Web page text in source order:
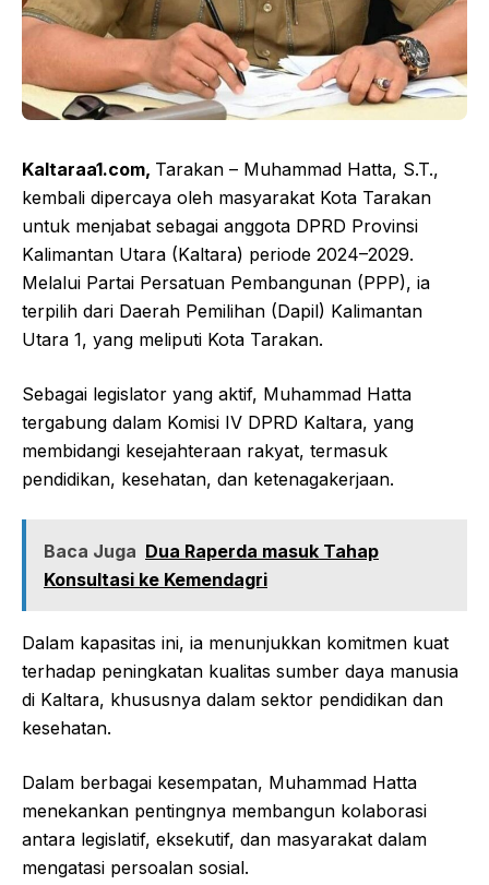
Kaltaraa1.com, Tarakan – Muhammad Hatta, S.T.,
kembali dipercaya oleh masyarakat Kota Tarakan
untuk menjabat sebagai anggota DPRD Provinsi
Kalimantan Utara (Kaltara) periode 2024–2029.
Melalui Partai Persatuan Pembangunan (PPP), ia
terpilih dari Daerah Pemilihan (Dapil) Kalimantan
Utara 1, yang meliputi Kota Tarakan.
Sebagai legislator yang aktif, Muhammad Hatta
tergabung dalam Komisi IV DPRD Kaltara, yang
membidangi kesejahteraan rakyat, termasuk
pendidikan, kesehatan, dan ketenagakerjaan.
Baca Juga Dua Raperda masuk Tahap
Konsultasi ke Kemendagri
Dalam kapasitas ini, ia menunjukkan komitmen kuat
terhadap peningkatan kualitas sumber daya manusia
di Kaltara, khususnya dalam sektor pendidikan dan
kesehatan.
Dalam berbagai kesempatan, Muhammad Hatta
menekankan pentingnya membangun kolaborasi
antara legislatif, eksekutif, dan masyarakat dalam
mengatasi persoalan sosial.